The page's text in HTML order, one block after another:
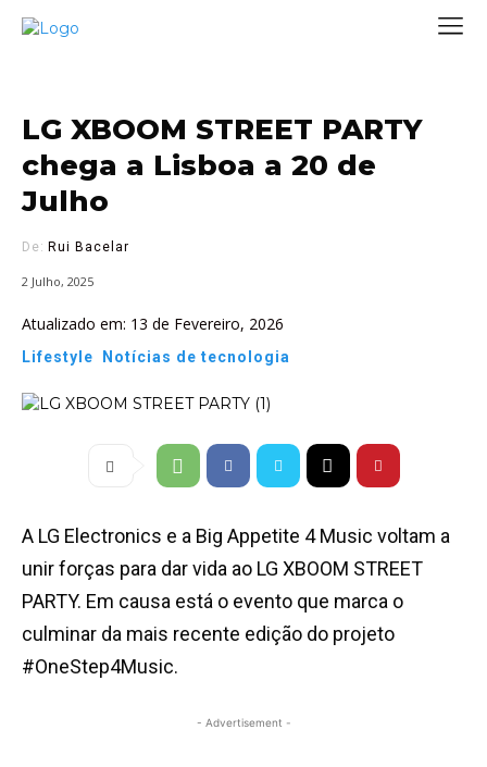
LG XBOOM STREET PARTY
chega a Lisboa a 20 de
Julho
De: Rui Bacelar
2 Julho, 2025
Atualizado em: 13 de Fevereiro, 2026
Lifestyle Notícias de tecnologia
A LG Electronics e a Big Appetite 4 Music voltam a
unir forças para dar vida ao LG XBOOM STREET
PARTY. Em causa está o evento que marca o
culminar da mais recente edição do projeto
#OneStep4Music.
- Advertisement -